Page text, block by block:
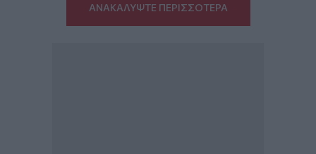
ΑΝΑΚΑΛΥΨΤΕ ΠΕΡΙΣΣΟΤΕΡΑ